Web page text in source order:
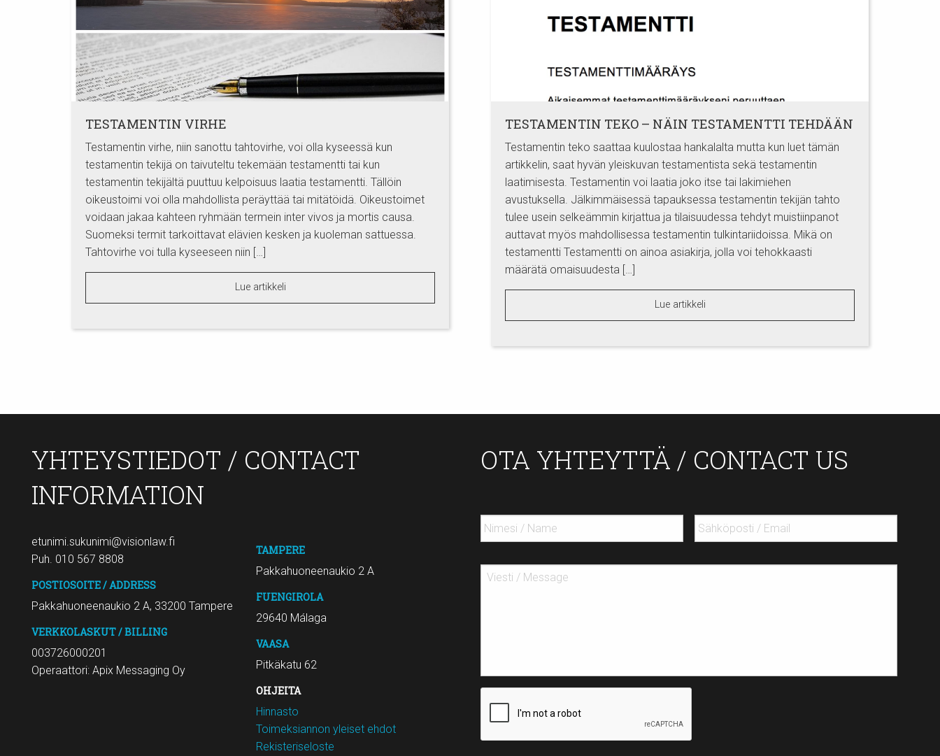
TESTAMENTIN VIRHE
Testamentin virhe, niin sanottu tahtovirhe, voi olla kyseessä kun
testamentin tekijä on taivuteltu tekemään testamentti tai kun
testamentin tekijältä puuttuu kelpoisuus laatia testamentti. Tällöin
oikeustoimi voi olla mahdollista peräyttää tai mitätöidä. Oikeustoimet
voidaan jakaa kahteen ryhmään termein inter vivos ja mortis causa.
Suomeksi termit tarkoittavat elävien kesken ja kuoleman sattuessa.
Tahtovirhe voi tulla kyseeseen niin […]
Lue artikkeli
TESTAMENTIN TEKO – NÄIN TESTAMENTTI TEHDÄÄN
Testamentin teko saattaa kuulostaa hankalalta mutta kun luet tämän
artikkelin, saat hyvän yleiskuvan testamentista sekä testamentin
laatimisesta. Testamentin voi laatia joko itse tai lakimiehen
avustuksella. Jälkimmäisessä tapauksessa testamentin tekijän tahto
tulee usein selkeämmin kirjattua ja tilaisuudessa tehdyt muistiinpanot
auttavat myös mahdollisessa testamentin tulkintariidoissa. Mikä on
testamentti Testamentti on ainoa asiakirja, jolla voi tehokkaasti
määrätä omaisuudesta […]
Lue artikkeli
YHTEYSTIEDOT / CONTACT
INFORMATION
etunimi.sukunimi@visionlaw.fi
Puh. 010 567 8808
POSTIOSOITE / ADDRESS
Pakkahuoneenaukio 2 A, 33200 Tampere
VERKKOLASKUT / BILLING
003726000201
Operaattori: Apix Messaging Oy
TAMPERE
Pakkahuoneenaukio 2 A
FUENGIROLA
29640 Málaga
VAASA
Pitkäkatu 62
OHJEITA
Hinnasto
Toimeksiannon yleiset ehdot
Rekisteriseloste
OTA YHTEYTTÄ / CONTACT US